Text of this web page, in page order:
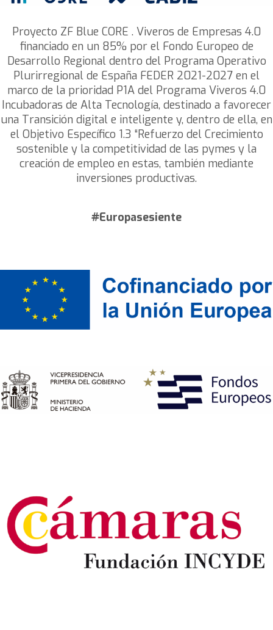
Proyecto ZF Blue CORE . Viveros de Empresas 4.0
financiado en un 85% por el Fondo Europeo de
Desarrollo Regional dentro del Programa Operativo
Plurirregional de España FEDER 2021-2027 en el
marco de la prioridad P1A del Programa Viveros 4.0
Incubadoras de Alta Tecnología, destinado a favorecer
una Transición digital e inteligente y, dentro de ella, en
el Objetivo Específico 1.3 “Refuerzo del Crecimiento
sostenible y la competitividad de las pymes y la
creación de empleo en estas, también mediante
inversiones productivas.
#Europasesiente